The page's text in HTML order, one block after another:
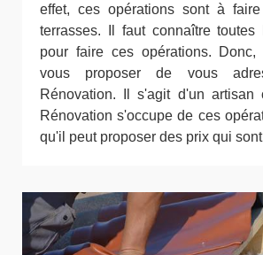
effet, ces opérations sont à
terrasses. Il faut connaître toutes
pour faire ces opérations. Donc,
vous proposer de vous
Rénovation. Il s'agit d'un artisan
Rénovation s'occupe de ces
qu'il peut proposer des prix qui